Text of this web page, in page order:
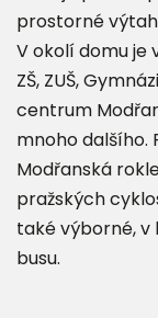
prostorné
V okolí domu je
ZŠ, ZUŠ,
centrum
mnoho dalšího.
Modřanská
pražských
také výborné, v
busu.